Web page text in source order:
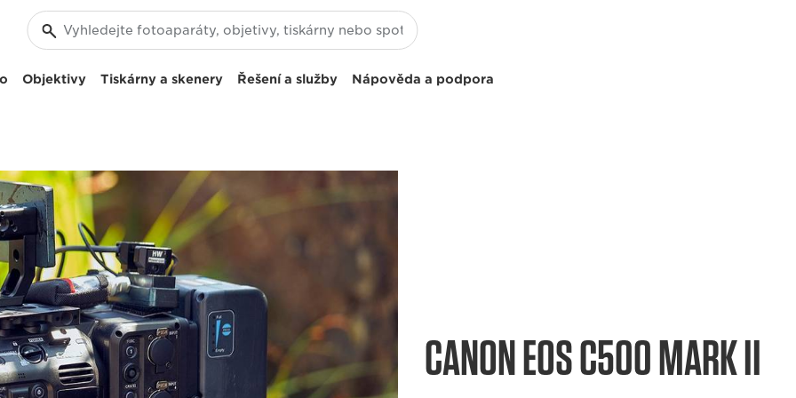
Objektivy Tiskárny a skenery Řešení a služby Nápověda a podpora
CANON EOS C500 MARK II